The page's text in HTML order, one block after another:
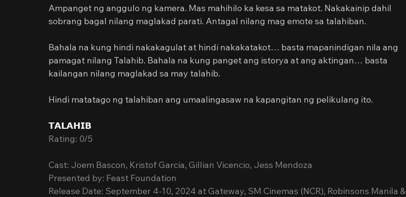
Ampanget ng anggulo ng kamera. Mas mahihilo ka kesa sa matakot. Nakakainip dahil
sobrang bagal nilang maglakad parati. Antagal nilang mag emote sa talahiban.
Bahala na kung hindi nakakagulat at hindi nakakatakot… basta mapanindigan nila ang
pamagat nilang Talahib. Bahala na kung panget ang istorya at ang aktingan… basta
kailangan nilang maglakad sa may talahib.
Hindi matatago ng talahiban ang umaalingasaw na kapangitan ng pelikulang ito.
𝗧𝗔𝗟𝗔𝗛𝗜𝗕
Rating: 0/5
Cast: Joem Bascon, Kristof Garcia, Gillian Vicencio, Jess Mendoza
Presented by: Feast Foundation
Release Date: September 4-10, 2024 at Gateway, SM Cinemas (NCR), Robinsons Manila &